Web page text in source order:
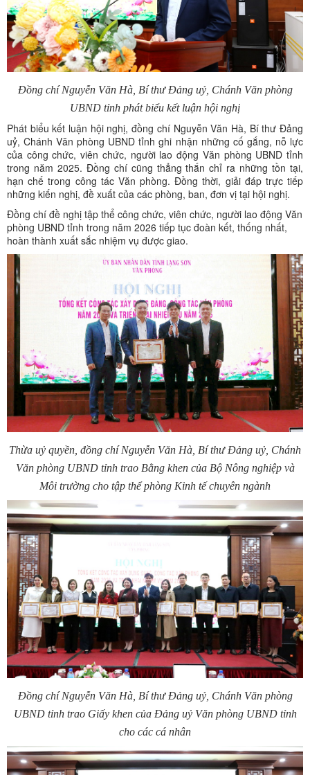
Đồng chí Nguyễn Văn Hà, Bí thư Đảng uỷ, Chánh Văn phòng
UBND tỉnh phát biểu kết luận hội nghị
Phát biểu kết luận hội nghị, đồng chí Nguyễn Văn Hà, Bí thư Đảng
uỷ, Chánh Văn phòng UBND tỉnh ghi nhận những cố gắng, nỗ lực
của công chức, viên chức, người lao động Văn phòng UBND tỉnh
trong năm 2025. Đồng chí cũng thẳng thắn chỉ ra những tồn tại,
hạn chế trong công tác Văn phòng. Đồng thời, giải đáp trực tiếp
những kiến nghị, đề xuất của các phòng, ban, đơn vị tại hội nghị.
Đồng chí đề nghị tập thể công chức, viên chức, người lao động Văn
phòng UBND tỉnh trong năm 2026 tiếp tục đoàn kết, thống nhất,
hoàn thành xuất sắc nhiệm vụ được giao.
Thừa uỷ quyền, đồng chí Nguyễn Văn Hà, Bí thư Đảng uỷ, Chánh
Văn phòng UBND tỉnh trao Bằng khen của Bộ Nông nghiệp và
Môi trường cho tập thể phòng Kinh tế chuyên ngành
Đồng chí Nguyễn Văn Hà, Bí thư Đảng uỷ, Chánh Văn phòng
UBND tỉnh trao Giấy khen của Đảng uỷ Văn phòng UBND tỉnh
cho các cá nhân